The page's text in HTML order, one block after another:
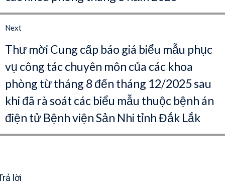
Next
post:
Thư mời Cung cấp báo giá biểu mẫu phục
vụ công tác chuyên môn của các khoa
phòng từ tháng 8 đến tháng 12/2025 sau
khi đã rà soát các biểu mẫu thuộc bệnh án
điện tử Bệnh viện Sản Nhi tỉnh Đắk Lắk
lời